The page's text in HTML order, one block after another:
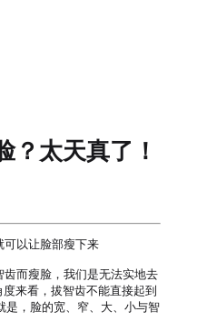
？太天真了！
以让脸部瘦下来
而瘦脸，我们是无法实地去
来看，拔智齿不能直接起到
是，脸的宽、窄、大、小与智